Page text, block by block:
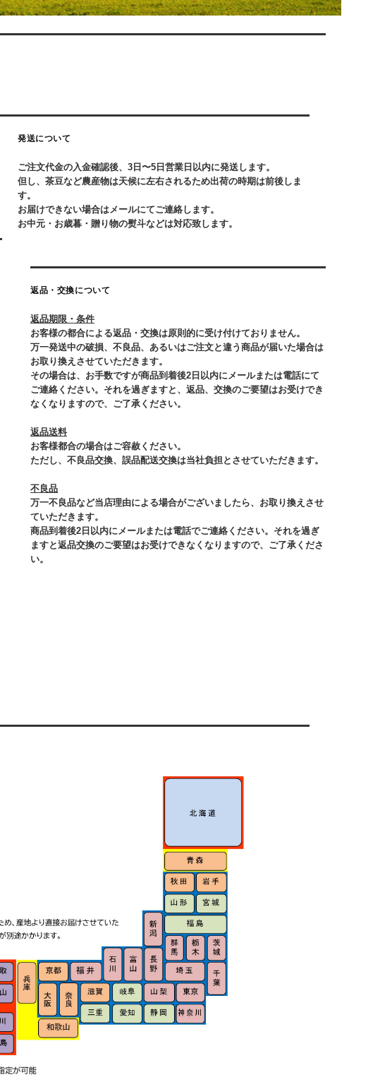
発送について
ご注文代金の入金確認後、3日〜5日営業日以内に発送します。
但し、茶豆など農産物は天候に左右されるため出荷の時期は前後しま
す。
お届けできない場合はメールにてご連絡します。
お中元・お歳暮・贈り物の熨斗などは対応致します。
返品・交換について
返品期限・条件
お客様の都合による返品・交換は原則的に受け付けておりません。
万一発送中の破損、不良品、あるいはご注文と違う商品が届いた場合は
お取り換えさせていただきます。
その場合は、お手数ですが商品到着後2日以内にメールまたは電話にて
ご連絡ください。それを過ぎますと、返品、交換のご要望はお受けでき
なくなりますので、ご了承ください。
返品送料
お客様都合の場合はご容赦ください。
ただし、不良品交換、誤品配送交換は当社負担とさせていただきます。
不良品
万一不良品など当店理由による場合がございましたら、お取り換えさせ
ていただきます。
商品到着後2日以内にメールまたは電話でご連絡ください。それを過ぎ
ますと返品交換のご要望はお受けできなくなりますので、ご了承くださ
い。